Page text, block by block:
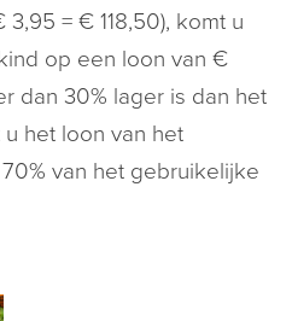
= € 118,50), komt u
op een loon van €
dan 30% lager is dan het
het loon van het
van het gebruikelijke